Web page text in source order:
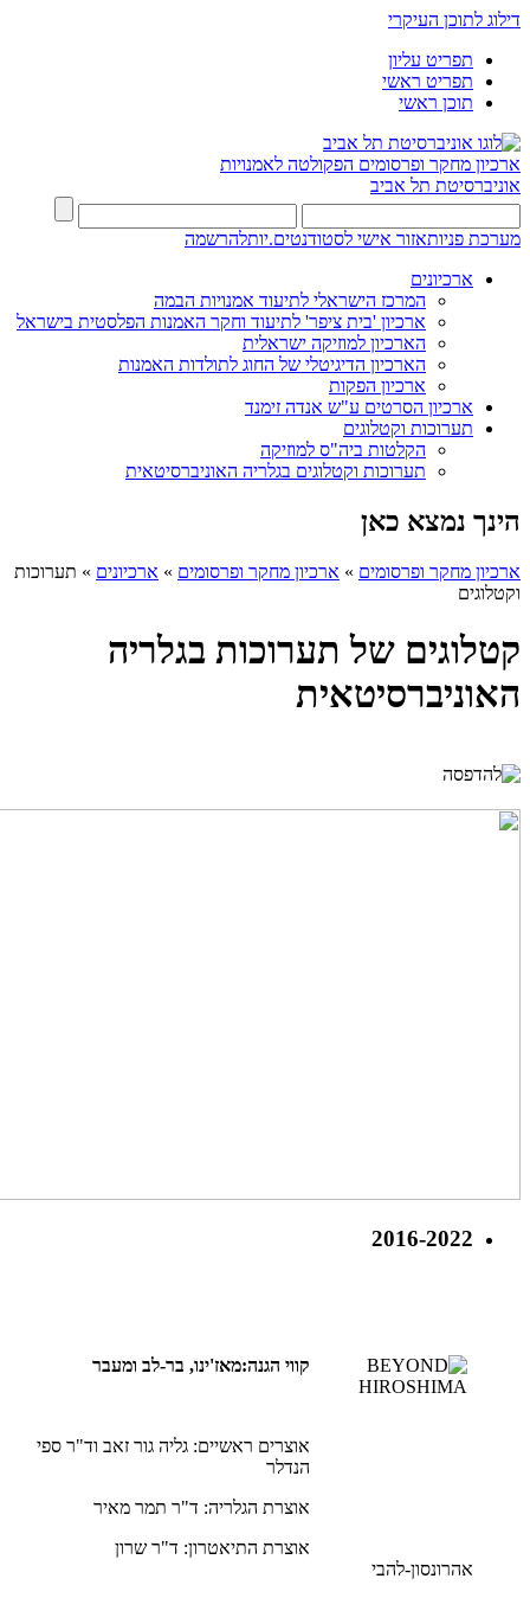
דילוג לתוכן העיקרי
תפריט עליון
תפריט ראשי
תוכן ראשי
ארכיון מחקר ופרסומים הפקולטה לאמנויות
אוניברסיטת תל אביב
מערכת פניותאזור אישי לסטודנטים.יותלהרשמה
ארכיונים
המרכז הישראלי לתיעוד אמנויות הבמה
ארכיון 'בית ציפר' לתיעוד וחקר האמנות הפלסטית בישראל
הארכיון למוזיקה ישראלית
הארכיון הדיגיטלי של החוג לתולדות האמנות
ארכיון הפקות
ארכיון הסרטים ע"ש אנדה זימנד
תערוכות וקטלוגים
הקלטות ביה"ס למוזיקה
תערוכות וקטלוגים בגלריה האוניברסיטאית
הינך נמצא כאן
ארכיון מחקר ופרסומים » ארכיון מחקר ופרסומים » ארכיונים » תערוכות
וקטלוגים
קטלוגים של תערוכות בגלריה
האוניברסיטאית
2016-2022
קווי הגנה:מאז'ינו, בר-לב ומעבר
אוצרים ראשיים: גליה גור זאב וד"ר ספי
הנדלר
אוצרת הגלריה: ד"ר תמר מאיר
אוצרת התיאטרון: ד"ר שרון
אהרונסון-להבי